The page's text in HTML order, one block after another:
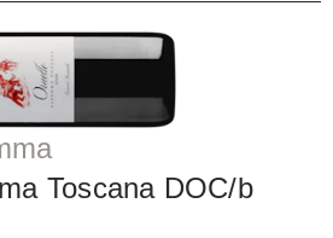
Toscana DOC/b